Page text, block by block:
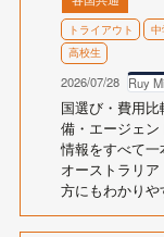
トライアウト 中
高校生
2026/07/28 Ruy
国選び・費用
備・エージェ
情報をすべて一
オーストラリ
方にもわかりや